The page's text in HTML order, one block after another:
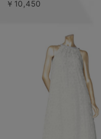
￥10,450